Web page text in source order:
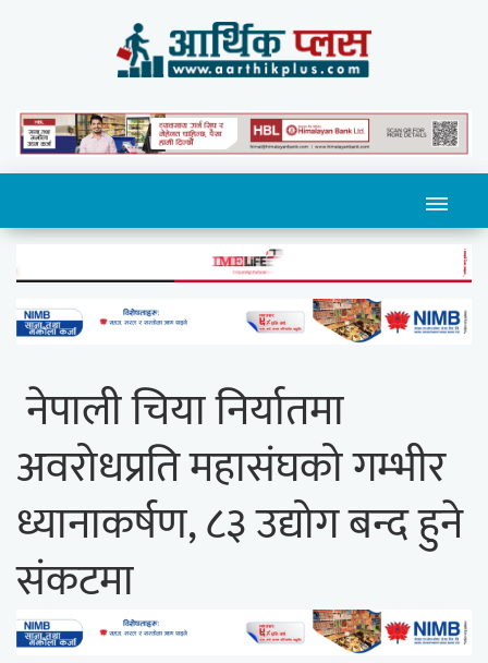
नेपाली चिया निर्यातमा
अवरोधप्रति महासंघको गम्भीर
ध्यानाकर्षण, ८३ उद्योग बन्द हुने
संकटमा